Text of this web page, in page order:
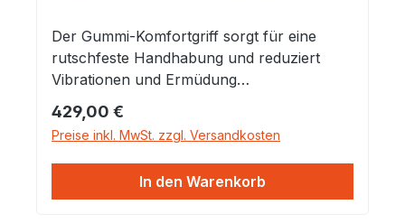
Der Gummi-Komfortgriff sorgt für eine
rutschfeste Handhabung und reduziert
Vibrationen und Ermüdung
Seitenschutz schützt das Werkzeug vor
Kontakt mit rauen Oberflächen
Hartmetalleinsätze in der Nase, um Abrieb
zu vermeiden und das Werkzeug besser zu
Regulärer Preis:
429,00 €
Preise inkl. MwSt. zzgl. Versandkosten
In den Warenkorb